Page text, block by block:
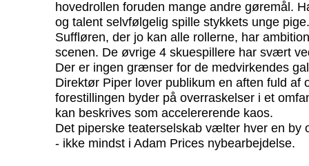
hovedrollen foruden mange andre gøremål.
og talent selvfølgelig spille stykkets unge pige.
Suffløren, der jo kan alle rollerne, har
scenen. De øvrige 4 skuespillere har svært
Der er ingen grænser for de medvirkendes
Direktør Piper lover publikum en aften fuld af
forestillingen byder på overraskelser i et
kan beskrives som accelererende kaos.
Det piperske teaterselskab vælter hver en by
- ikke mindst i Adam Prices nybearbejdelse.